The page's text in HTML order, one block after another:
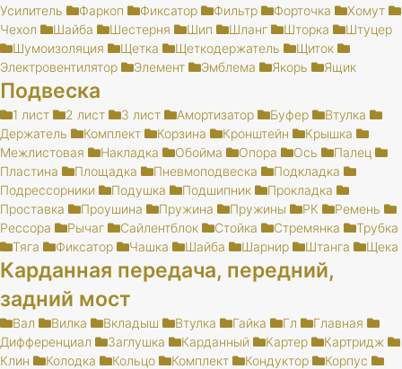
Усилитель
Фаркоп Фиксатор Фильтр Форточка
Хомут
Чехол
Шайба Шестерня Шип Шланг Шторка
Штуцер
Шумоизоляция
Щетка Щеткодержатель
Щиток
Электровентилятор
Элемент Эмблема Якорь Ящик
Подвеска
1 лист 2 лист 3 лист Амортизатор Буфер
Втулка
Держатель
Комплект Корзина Кронштейн
Крышка
Межлистовая
Накладка Обойма Опора Ось
Палец
Пластина
Площадка Пневмоподвеска
Подкладка
Подрессорники
Подушка Подшипник
Прокладка
Проставка
Проушина Пружина Пружины РК
Ремень
Рессора
Рычаг Сайлентблок Стойка Стремянка
Трубка
Тяга
Фиксатор Чашка Шайба Шарнир Штанга Щека
Карданная передача, передний,
задний мост
Вал Вилка Вкладыш Втулка Гайка Гл
Главная
Дифференциал
Заглушка Карданный Картер
Картридж
Клин
Колодка Кольцо Комплект Кондуктор
Корпус